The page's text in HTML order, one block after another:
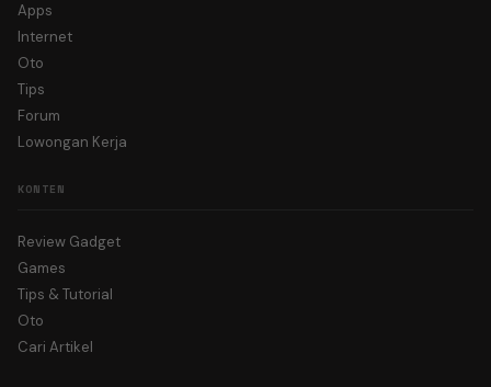
Apps
Internet
Oto
Tips
Forum
Lowongan Kerja
KONTEN
Review Gadget
Games
Tips & Tutorial
Oto
Cari Artikel